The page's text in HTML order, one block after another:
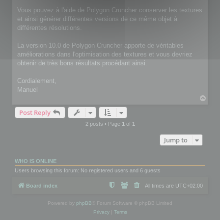
Vous pouvez à l'aide de Polygon Cruncher conserver les textures
et ainsi générer différentes versions de ce même objet à
différentes résolutions.
La version 10.0 de Polygon Cruncher apporte de véritables
améliorations dans l'optimisation des textures et vous devriez
obtenir de très bons résultats procédant ainsi.
Cordialement,
Manuel
Post Reply
2 posts • Page 1 of 1
Jump to
WHO IS ONLINE
Users browsing this forum: No registered users and 6 guests
Board index All times are UTC+02:00
Powered by phpBB ® Forum Software © phpBB Limited
Privacy| Terms